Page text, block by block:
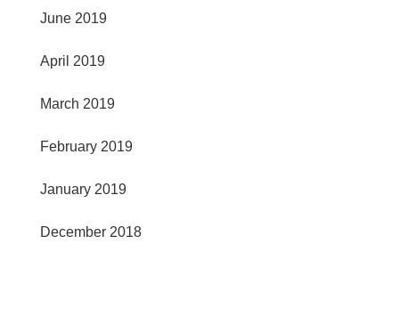
June 2019
April 2019
March 2019
February 2019
January 2019
December 2018